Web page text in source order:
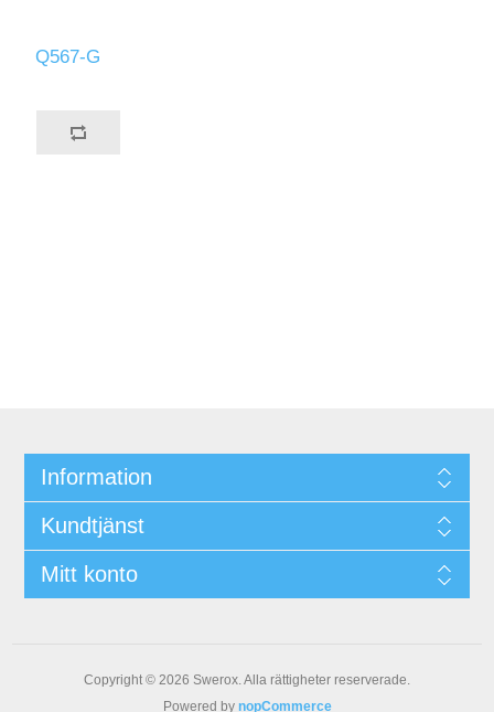
Q567-G
Information
Kundtjänst
Mitt konto
Copyright © 2026 Swerox. Alla rättigheter reserverade.
Powered by nopCommerce